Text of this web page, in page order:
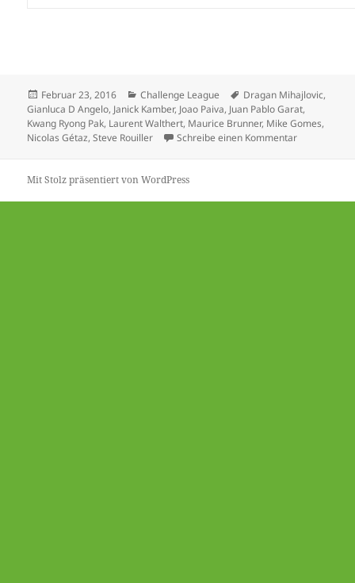
Veröffentlicht
am
Februar 23, 2016 Kategorien
Challenge League Schlagwörter
Dragan Mihajlovic,
Gianluca D Angelo, Janick Kamber, Joao Paiva, Juan Pablo Garat,
Kwang Ryong Pak, Laurent Walthert, Maurice Brunner, Mike Gomes,
Nicolas Gétaz,Steve Rouiller Schreibe einen Kommentarzu Vier
Mit Stolz präsentiert von WordPress